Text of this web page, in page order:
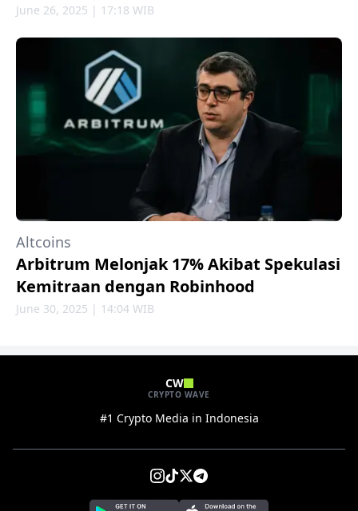
June 26, 2025 | 17:18 WIB
Altcoins
Arbitrum Melonjak 17% Akibat Spekulasi
Kemitraan dengan Robinhood
June 30, 2025 | 14:04 WIB
CW
CRYPTO WAVE
#1 Crypto Media in Indonesia